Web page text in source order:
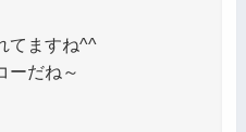
てますね^^
ーだね～